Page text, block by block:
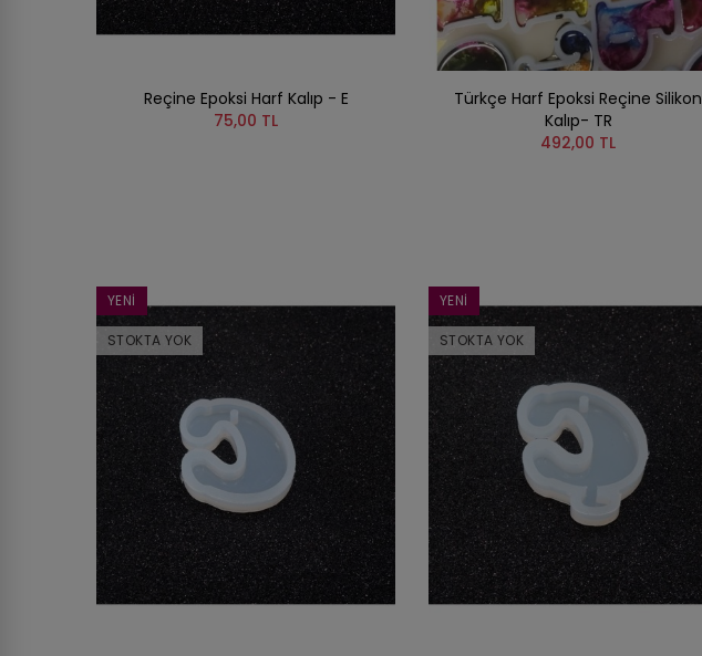
Reçine Epoksi Harf Kalıp - E
75,00 TL
Türkçe Harf Epoksi Reçine Silikon
Kalıp- TR
492,00 TL
YENI
STOKTA YOK
YENI
STOKTA YOK